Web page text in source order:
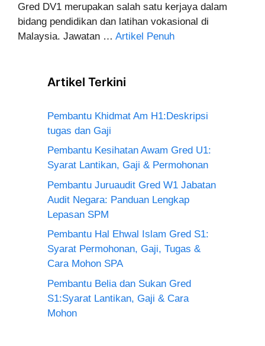
Gred DV1 merupakan salah satu kerjaya dalam
bidang pendidikan dan latihan vokasional di
Malaysia. Jawatan … Artikel Penuh
Artikel Terkini
Pembantu Khidmat Am H1:Deskripsi
tugas dan Gaji
Pembantu Kesihatan Awam Gred U1:
Syarat Lantikan, Gaji & Permohonan
Pembantu Juruaudit Gred W1 Jabatan
Audit Negara: Panduan Lengkap
Lepasan SPM
Pembantu Hal Ehwal Islam Gred S1:
Syarat Permohonan, Gaji, Tugas &
Cara Mohon SPA
Pembantu Belia dan Sukan Gred
S1:Syarat Lantikan, Gaji & Cara
Mohon